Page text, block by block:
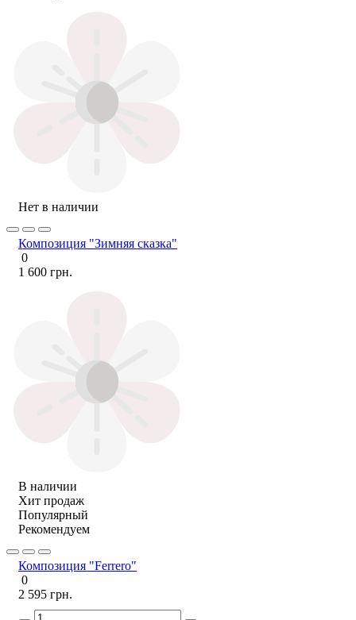
Нет в наличии
Композиция "Зимняя сказка"
0
1 600 грн.
В наличии
Хит продаж
Популярный
Рекомендуем
Композиция "Ferrero"
0
2 595 грн.